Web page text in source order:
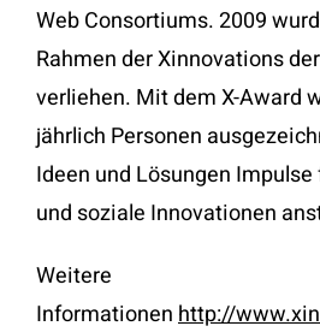
Web Consortiums. 2009
Rahmen der Xinnovations
verliehen. Mit dem X-Award
jährlich Personen
Ideen und Lösungen
und soziale Innovationen
Weitere
Informationenhttp://